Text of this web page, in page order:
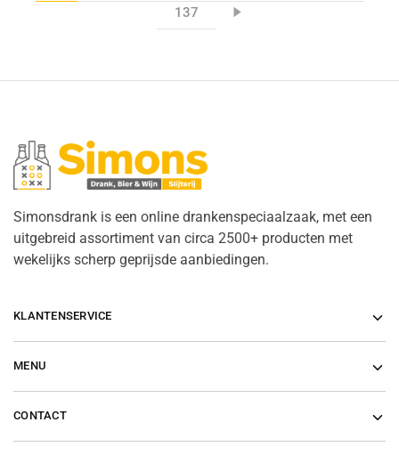
137
Simonsdrank is een online drankenspeciaalzaak, met een
uitgebreid assortiment van circa 2500+ producten met
wekelijks scherp geprijsde aanbiedingen.
KLANTENSERVICE
MENU
CONTACT